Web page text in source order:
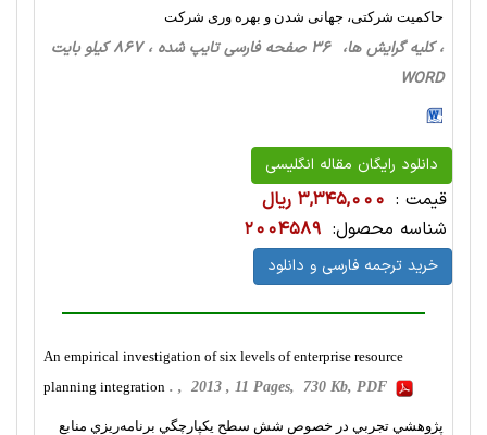
حاکمیت شرکتی، جهانی شدن و بهره وری شرکت
، کلیه گرایش ها، 36 صفحه فارسی تایپ شده ، 867 کیلو بایت
WORD
دانلود رایگان مقاله انگلیسی
قیمت : 3,345,000 ریال
شناسه محصول: 2004589
خرید ترجمه فارسی و دانلود
An empirical investigation of six levels of enterprise resource
planning integration . , 2013 , 11 Pages, 730 Kb, PDF
پژوهشي تجربي در خصوص شش سطحِ يكپارچگي برنامه‌ريزي منابع